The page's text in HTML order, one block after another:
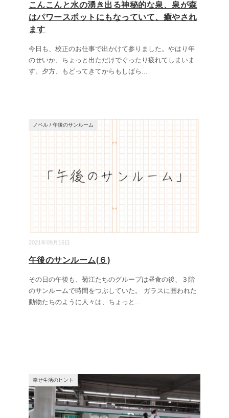
こんこんと水の湧き出る神秘的な泉、泉が森
はパワースポットにもなっていて、癒やされ
ます
今日も、校正のお仕事で出かけて参りました。やはり年
のせいか、ちょっと出ただけでぐったり疲れてしまいま
す。夕方、もどってきてからもしばら ...
2021年09月16日
ノベル / 午後のサンルーム
午後のサンルーム(６)
その日の午後も、菊江たちのグループは昼食の後、３階
のサンルームで時間をつぶしていた。 ガラスに囲われた
動物たちのように人々は、ちょっと ...
幸せ生活のヒント